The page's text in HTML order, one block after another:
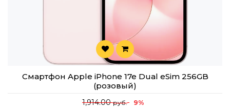
Смартфон Apple iPhone 17e Dual eSim 256GB
(розовый)
1,914.00руб. 9%